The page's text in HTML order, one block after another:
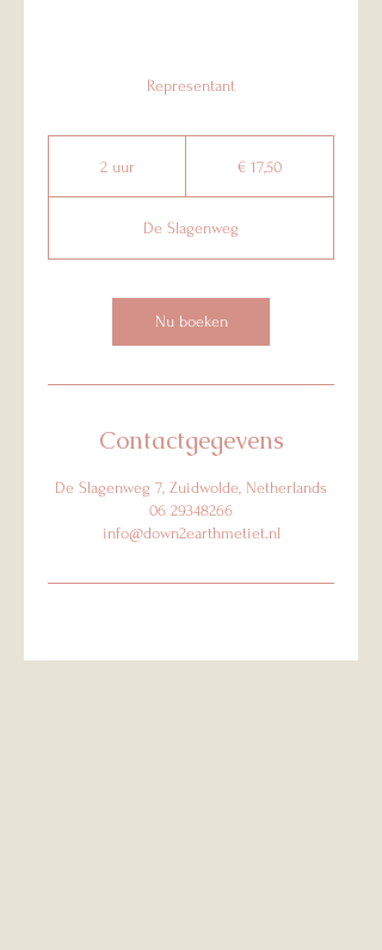
Representant
2 uur € 17,50
De Slagenweg
Nu boeken
Contactgegevens
De Slagenweg 7, Zuidwolde, Netherlands
06 29348266
info@down2earthmetiet.nl